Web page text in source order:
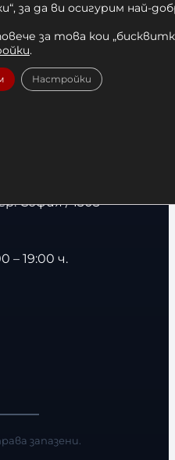
аксесоари
София / 1303
– 19:00 ч.
запазени.
за да ви осигурим най-
за това кои
.
Настройки